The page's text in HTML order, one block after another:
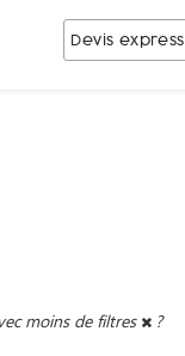
Devis express
moins de filtres ?